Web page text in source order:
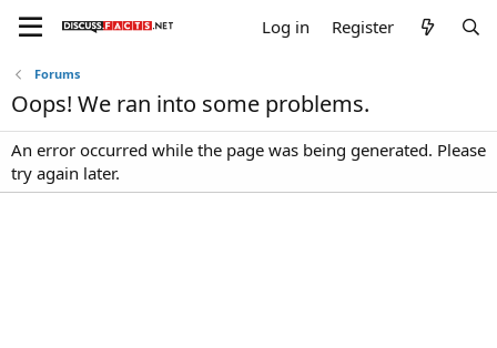
Log in Register
Forums
Oops! We ran into some problems.
An error occurred while the page was being generated. Please
try again later.